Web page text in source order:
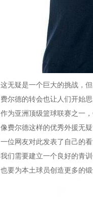
这无疑是一个巨大的挑战，
费尔德的转会也让人们开始
作为亚洲顶级篮球联赛之一
像费尔德这样的优秀外援无
一位网友对此发表了自己的
我们需要建立一个良好的青
也要为本土球员创造更多的